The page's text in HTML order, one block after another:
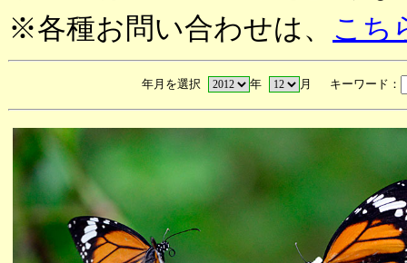
※各種お問い合わせは、 こち
年月を選択 年 月 キーワード：